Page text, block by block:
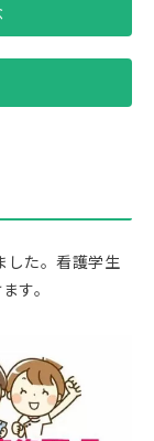
した。看護学生
す。